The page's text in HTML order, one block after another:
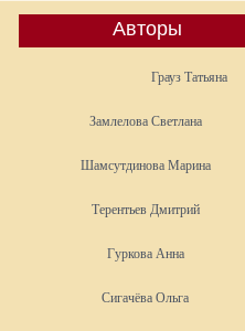
Авторы
Грауз Татьяна
Замлелова Светлана
Шамсутдинова Марина
Терентьев Дмитрий
Гуркова Анна
Сигачёва Ольга